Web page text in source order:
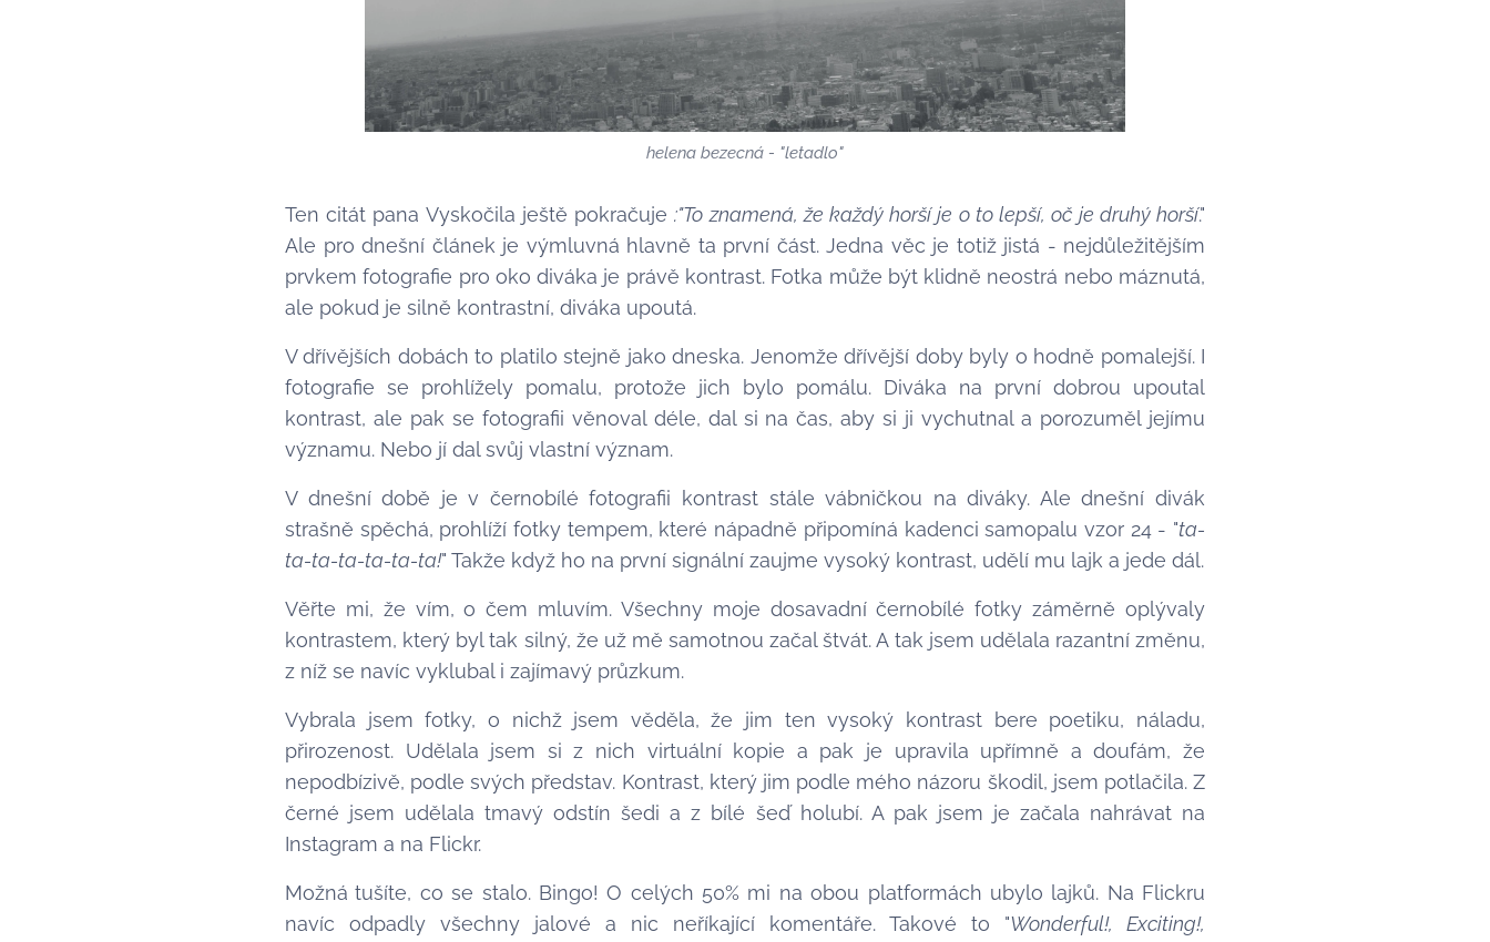
helena bezecná - "letadlo"
Ten citát pana Vyskočila ještě pokračuje:"To znamená, že každý horší je o to lepší, oč je druhý horší."
Ale pro dnešní článek je výmluvná hlavně ta první část. Jedna věc je totiž jistá - nejdůležitějším
prvkem fotografie pro oko diváka je právě kontrast. Fotka může být klidně neostrá nebo máznutá,
ale pokud je silně kontrastní, diváka upoutá.
V dřívějších dobách to platilo stejně jako dneska. Jenomže dřívější doby byly o hodně pomalejší. I
fotografie se prohlížely pomalu, protože jich bylo pomálu. Diváka na první dobrou upoutal
kontrast, ale pak se fotografii věnoval déle, dal si na čas, aby si ji vychutnal a porozuměl jejímu
významu. Nebo jí dal svůj vlastní význam.
V dnešní době je v černobílé fotografii kontrast stále vábničkou na diváky. Ale dnešní divák
strašně spěchá, prohlíží fotky tempem, které nápadně připomíná kadenci samopalu vzor 24 - "ta-
ta-ta-ta-ta-ta-ta!" Takže když ho na první signální zaujme vysoký kontrast, udělí mu lajk a jede dál.
Věřte mi, že vím, o čem mluvím. Všechny moje dosavadní černobílé fotky záměrně oplývaly
kontrastem, který byl tak silný, že už mě samotnou začal štvát. A tak jsem udělala razantní změnu,
z níž se navíc vyklubal i zajímavý průzkum.
Vybrala jsem fotky, o nichž jsem věděla, že jim ten vysoký kontrast bere poetiku, náladu,
přirozenost. Udělala jsem si z nich virtuální kopie a pak je upravila upřímně a doufám, že
nepodbízivě, podle svých představ. Kontrast, který jim podle mého názoru škodil, jsem potlačila. Z
černé jsem udělala tmavý odstín šedi a z bílé šeď holubí. A pak jsem je začala nahrávat na
Instagram a na Flickr.
Možná tušíte, co se stalo. Bingo! O celých 50% mi na obou platformách ubylo lajků. Na Flickru
navíc odpadly všechny jalové a nic neříkající komentáře. Takové to "Wonderful!, Exciting!,